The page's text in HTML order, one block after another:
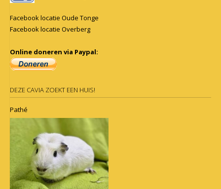
Facebook locatie Oude Tonge
Facebook locatie Overberg
Online doneren via Paypal:
DEZE CAVIA ZOEKT EEN HUIS!
Pathé